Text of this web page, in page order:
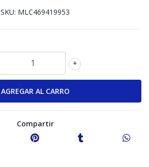
SKU: MLC469419953
+
Compartir